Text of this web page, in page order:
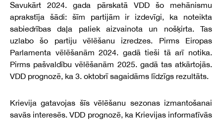
Savukārt 2024. gada pārskatā VDD šo mehānismu
aprakstīja šādi: šīm partijām ir izdevīgi, ka noteikta
sabiedrības daļa paliek aizvainota un nošķirta. Tas
uzlabo šo partiju vēlēšanu izredzes. Pirms Eiropas
Parlamenta vēlēšanām 2024. gadā tieši tā arī notika.
Pirms pašvaldību vēlēšanām 2025. gadā tas atkārtojās.
VDD prognozē, ka 3. oktobrī sagaidāms līdzīgs rezultāts.
Krievija gatavojas šīs vēlēšanu sezonas izmantošanai
savās interesēs. VDD prognozē, ka Krievijas informatīvās